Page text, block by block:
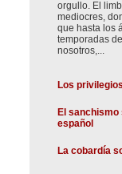
orgullo. El
mediocres,
que hasta los
temporadas
nosotros,...
Los
El
español
La cobardía